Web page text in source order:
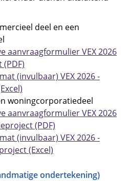
deel en een
aanvraagformulier VEX 2026
(invulbaar) VEX 2026 -
woningcorporatiedeel
aanvraagformulier VEX 2026
(PDF)
(invulbaar) VEX 2026 -
(Excel)
ondertekening)